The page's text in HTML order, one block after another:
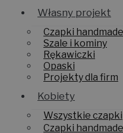
Czapki handmade
Szale i kominy
Rękawiczki
Opaski
Wszystkie czapki